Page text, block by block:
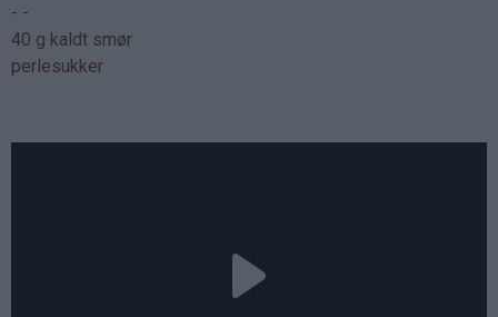
- -
40 g kaldt smør
perlesukker